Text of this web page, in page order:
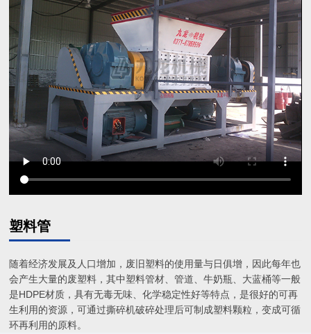
塑料管
随着经济发展及人口增加，废旧塑料的使用量与日俱增，因此每年也
会产生大量的废塑料，其中塑料管材、管道、牛奶瓶、大蓝桶等一般
是HDPE材质，具有无毒无味、化学稳定性好等特点，是很好的可再
生利用的资源，可通过撕碎机破碎处理后可制成塑料颗粒，变成可循
环再利用的原料。